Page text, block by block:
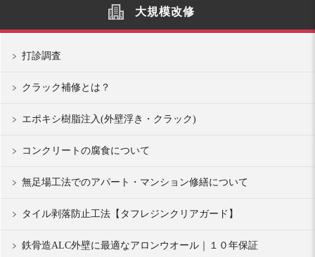
大規模改修
打診調査
クラック補修とは？
エポキシ樹脂注入(外壁浮き・クラック)
コンクリートの腐食について
無足場工法でのアパート・マンション修繕について
タイル剥落防止工法【タフレジンクリアガード】
鉄骨造ALC外壁に最適なアロンウオール｜１０年保証